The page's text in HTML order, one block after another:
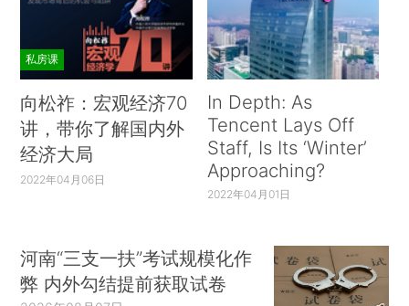
私房课
向松祚：宏观经济70
讲，带你了解国内外
经济大局
2022年04月06日
In Depth: As
Tencent Lays Off
Staff, Is Its ‘Winter’
Approaching?
2022年04月01日
河南“三支一扶”考试规模化作
弊 内外勾结提前获取试卷